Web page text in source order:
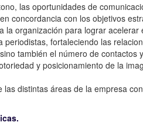
las oportunidades de
concordancia con los objetivos
organización para lograr
fortaleciendo las
también el número de contactos
y posicionamiento de la
distintas áreas de la empresa